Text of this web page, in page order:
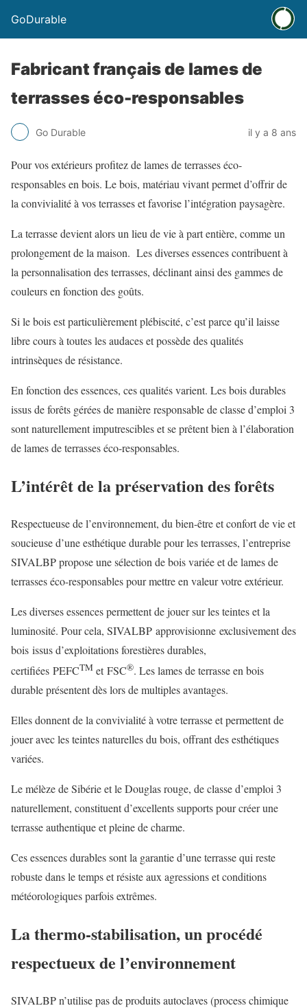
GoDurable
Fabricant français de lames de
terrasses éco-responsables
Go Durable il y a 8 ans
Pour vos extérieurs profitez de lames de terrasses éco-
responsables en bois. Le bois, matériau vivant permet d’offrir de
la convivialité à vos terrasses et favorise l’intégration paysagère.
La terrasse devient alors un lieu de vie à part entière, comme un
prolongement de la maison. Les diverses essences contribuent à
la personnalisation des terrasses, déclinant ainsi des gammes de
couleurs en fonction des goûts.
Si le bois est particulièrement plébiscité, c’est parce qu’il laisse
libre cours à toutes les audaces et possède des qualités
intrinsèques de résistance.
En fonction des essences, ces qualités varient. Les bois durables
issus de forêts gérées de manière responsable de classe d’emploi 3
sont naturellement imputrescibles et se prêtent bien à l’élaboration
de lames de terrasses éco-responsables.
L’intérêt de la préservation des forêts
Respectueuse de l’environnement, du bien-être et confort de vie et
soucieuse d’une esthétique durable pour les terrasses, l’entreprise
SIVALBP propose une sélection de bois variée et de lames de
terrasses éco-responsables pour mettre en valeur votre extérieur.
Les diverses essences permettent de jouer sur les teintes et la
luminosité. Pour cela, SIVALBP approvisionne exclusivement des
bois issus d’exploitations forestières durables,
certifiées PEFCTM et FSC®. Les lames de terrasse en bois
durable présentent dès lors de multiples avantages.
Elles donnent de la convivialité à votre terrasse et permettent de
jouer avec les teintes naturelles du bois, offrant des esthétiques
variées.
Le mélèze de Sibérie et le Douglas rouge, de classe d’emploi 3
naturellement, constituent d’excellents supports pour créer une
terrasse authentique et pleine de charme.
Ces essences durables sont la garantie d’une terrasse qui reste
robuste dans le temps et résiste aux agressions et conditions
météorologiques parfois extrêmes.
La thermo-stabilisation, un procédé
respectueux de l’environnement
SIVALBP n’utilise pas de produits autoclaves (process chimique